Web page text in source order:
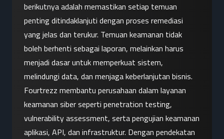
berikutnya adalah memastikan setiap temuan
penting ditindaklanjuti dengan proses remediasi
yang jelas dan terukur. Temuan keamanan tidak
boleh berhenti sebagai laporan, melainkan harus
menjadi dasar untuk memperkuat sistem,
melindungi data, dan menjaga keberlanjutan bisnis.
Fourtrezz membantu perusahaan dalam layanan
keamanan siber seperti penetration testing,
vulnerability assessment, serta pengujian keamanan
aplikasi, API, dan infrastruktur. Dengan pendekatan